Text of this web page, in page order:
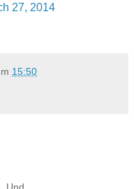
27, 2014
15:50